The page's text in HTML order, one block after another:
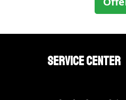
Service Center